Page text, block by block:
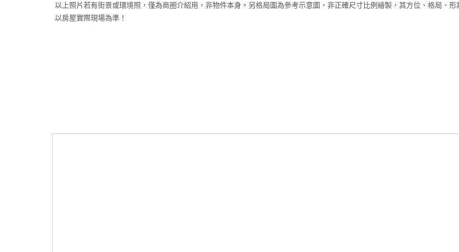
以上照片若有街景或環境照，僅為商圈介紹用，非物件本身。另格局圖為參考示意圖，非正確尺寸比例繪製，其方位、格局、形
以房屋實際現場為準！